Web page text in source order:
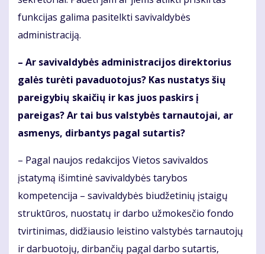
funkcijas galima pasitelkti savivaldybės
administraciją.
– Ar savivaldybės administracijos direktorius
galės turėti pavaduotojus? Kas nustatys šių
pareigybių skaičių ir kas juos paskirs į
pareigas? Ar tai bus valstybės tarnautojai, ar
asmenys, dirbantys pagal sutartis?
– Pagal naujos redakcijos Vietos savivaldos
įstatymą išimtinė savivaldybės tarybos
kompetencija – savivaldybės biudžetinių įstaigų
struktūros, nuostatų ir darbo užmokesčio fondo
tvirtinimas, didžiausio leistino valstybės tarnautojų
ir darbuotojų, dirbančių pagal darbo sutartis,